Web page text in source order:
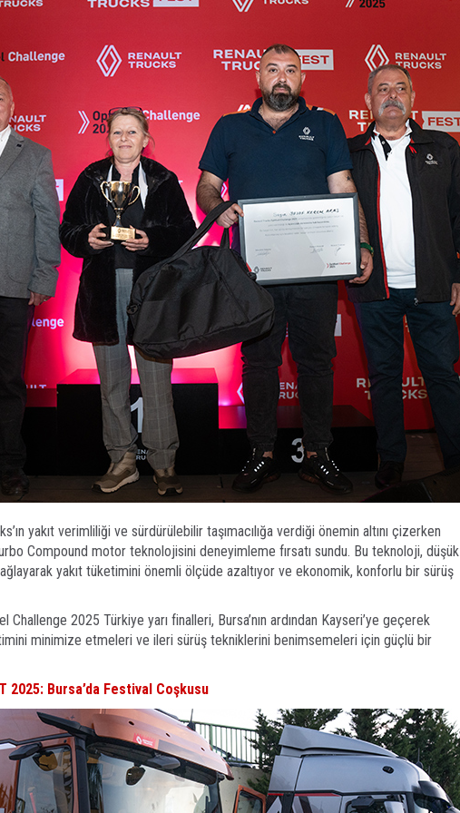
yakıt verimliliği ve sürdürülebilir taşımacılığa verdiği önemin altını çizerken
Compound motor teknolojisini deneyimleme fırsatı sundu. Bu teknoloji, düşük
yakıt tüketimini önemli ölçüde azaltıyor ve ekonomik, konforlu bir sürüş
Challenge 2025 Türkiye yarı finalleri, Bursa’nın ardından Kayseri’ye geçerek
minimize etmeleri ve ileri sürüş tekniklerini benimsemeleri için güçlü bir
2025: Bursa’da Festival Coşkusu